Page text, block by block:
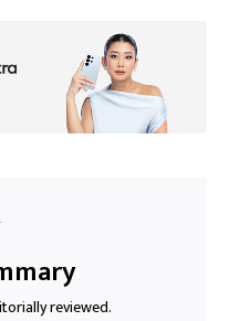
reviewed.